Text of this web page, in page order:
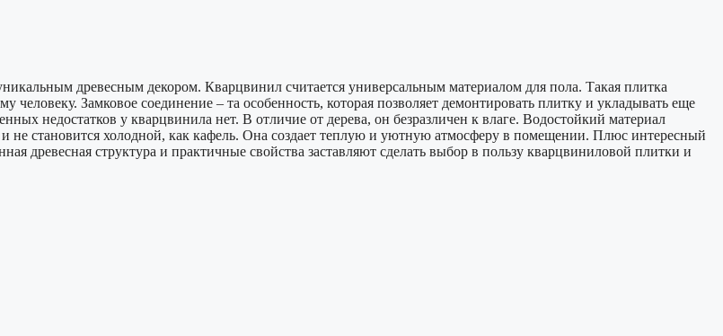
древесным декором. Кварцвинил считается универсальным материалом для пола. Такая плитка
Замковое соединение – та особенность, которая позволяет демонтировать плитку и укладывать еще
недостатков у кварцвинила нет. В отличие от дерева, он безразличен к влаге. Водостойкий материал
не становится холодной, как кафель. Она создает теплую и уютную атмосферу в помещении. Плюс интересный
древесная структура и практичные свойства заставляют сделать выбор в пользу кварцвиниловой плитки и